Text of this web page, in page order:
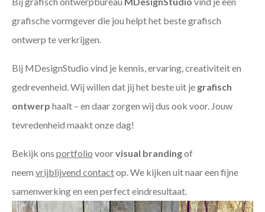
grafische vormgever die jou helpt het beste grafisch
ontwerp te verkrijgen.
Bij MDesignStudio vind je kennis, ervaring, creativiteit en
gedrevenheid. Wij willen dat jij het beste uit je grafisch
ontwerp haalt – en daar zorgen wij dus ook voor. Jouw
tevredenheid maakt onze dag!
Bekijk ons portfolio voorvisual brandingof
neem vrijblijvend contactop. We kijken uit naar een fijne
samenwerking en een perfect eindresultaat.